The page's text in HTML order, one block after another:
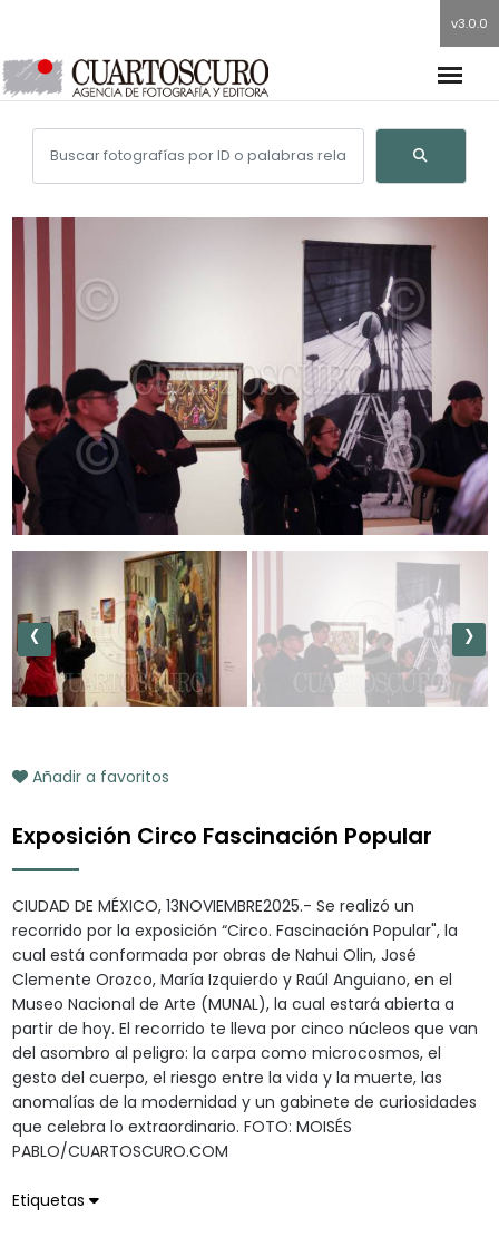
v3.0.0
‹ ›
Añadir a favoritos
Exposición Circo Fascinación Popular
CIUDAD DE MÉXICO, 13NOVIEMBRE2025.- Se realizó un
recorrido por la exposición “Circo. Fascinación Popular", la
cual está conformada por obras de Nahui Olin, José
Clemente Orozco, María Izquierdo y Raúl Anguiano, en el
Museo Nacional de Arte (MUNAL), la cual estará abierta a
partir de hoy. El recorrido te lleva por cinco núcleos que van
del asombro al peligro: la carpa como microcosmos, el
gesto del cuerpo, el riesgo entre la vida y la muerte, las
anomalías de la modernidad y un gabinete de curiosidades
que celebra lo extraordinario. FOTO: MOISÉS
PABLO/CUARTOSCURO.COM
Etiquetas